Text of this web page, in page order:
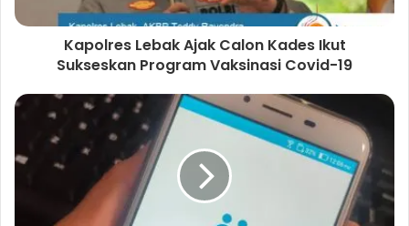
Kapolres Lebak Ajak Calon Kades Ikut
Sukseskan Program Vaksinasi Covid-19